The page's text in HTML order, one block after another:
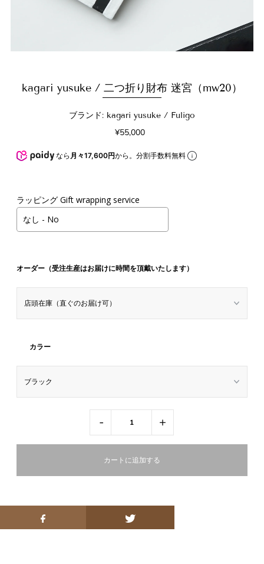
kagari yusuke / 二つ折り財布 迷宮（mw20）
ブランド: kagari yusuke / Fuligo
¥55,000
なら 月々17,600円から。分割手数料無料
ラッピング Gift wrapping service
オーダー（受注生産はお届けに時間を頂戴いたします）
カラー
- +